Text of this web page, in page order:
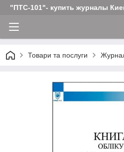
"ПТС-101"- купить журналы
Товари та послуги